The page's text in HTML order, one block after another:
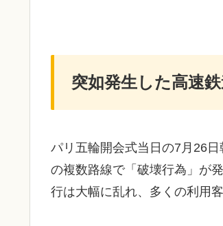
突如発生した高速
パリ五輪開会式当日の7月26
の複数路線で「破壊行為」が
行は大幅に乱れ、多くの利用